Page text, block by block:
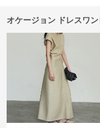
オケージョン ドレスワ